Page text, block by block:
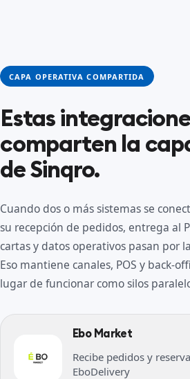
CAPA OPERATIVA COMPARTIDA
Estas
comparten la
de Sinqro.
Cuando dos o más sistemas se
su recepción de pedidos, entrega al
cartas y datos operativos pasan por
Eso mantiene canales, POS y back-
lugar de funcionar como silos
Ebo Market
Recibe pedidos y
EboDelivery